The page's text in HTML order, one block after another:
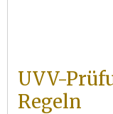
UVV-
Regeln